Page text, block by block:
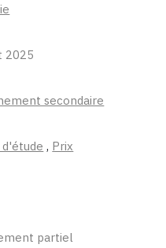
2025
secondaire
, Prix
partiel